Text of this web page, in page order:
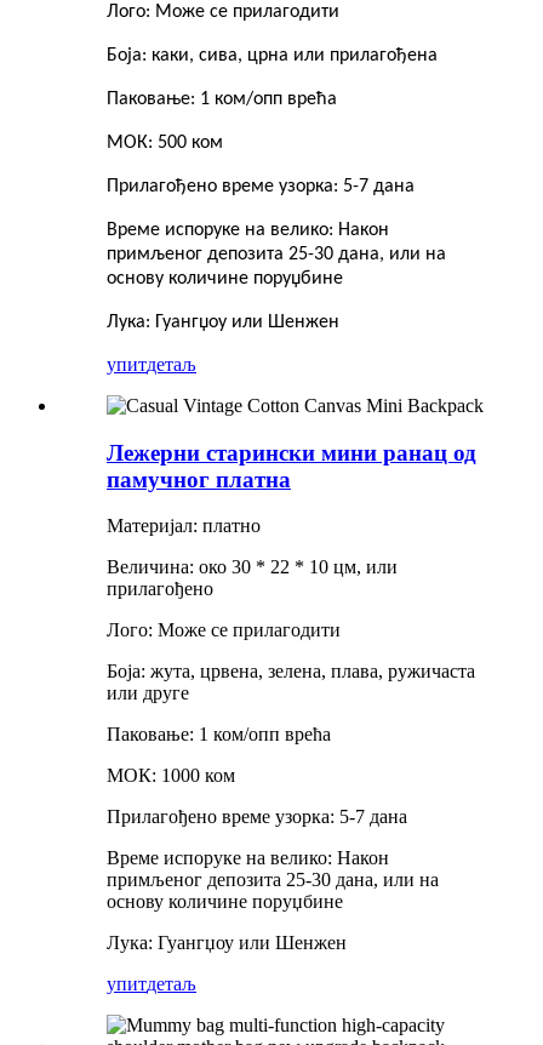
Лого: Може се прилагодити
Боја: каки, ​​сива, црна или прилагођена
Паковање: 1 ком/опп врећа
МОК: 500 ком
Прилагођено време узорка: 5-7 дана
Време испоруке на велико: Након
примљеног депозита 25-30 дана, или на
основу количине поруџбине
Лука: Гуангџоу или Шенжен
упитдетаљ
Лежерни старински мини ранац од
памучног платна
Материјал: платно
Величина: око 30 * 22 * ​​10 цм, или
прилагођено
Лого: Може се прилагодити
Боја: жута, црвена, зелена, плава, ружичаста
или друге
Паковање: 1 ком/опп врећа
МОК: 1000 ком
Прилагођено време узорка: 5-7 дана
Време испоруке на велико: Након
примљеног депозита 25-30 дана, или на
основу количине поруџбине
Лука: Гуангџоу или Шенжен
упитдетаљ